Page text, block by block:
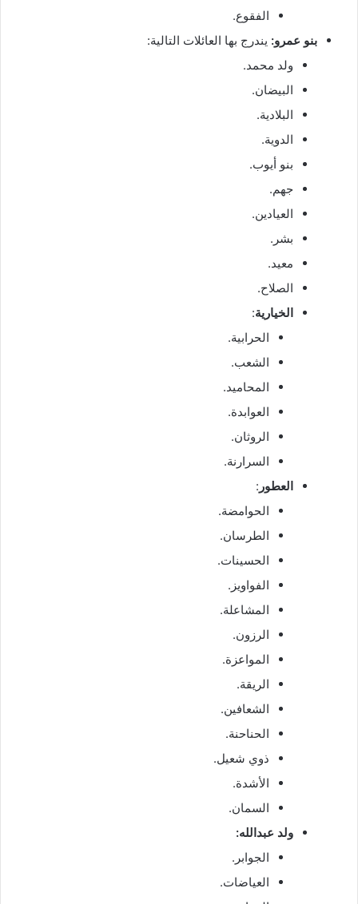
الفقوع.
بنو عمرو: يندرج بها العائلات التالية:
ولد محمد.
البيضان.
البلادية.
الدوية.
بنو أيوب.
جهم.
العيادين.
بشر.
معيد.
الصلاح.
الخيارية:
الحرابية.
الشعب.
المحاميد.
العوابدة.
الروثان.
السرارنة.
العطور :
الحوامضة.
الطرسان.
الحسينات.
الفواويز.
المشاعلة.
الرزون.
المواعزة.
الريقة.
الشعافين.
الحناحنة.
ذوي شعيل.
الأشدة.
السمان.
ولد عبدالله:
الجوابر.
العياضات.